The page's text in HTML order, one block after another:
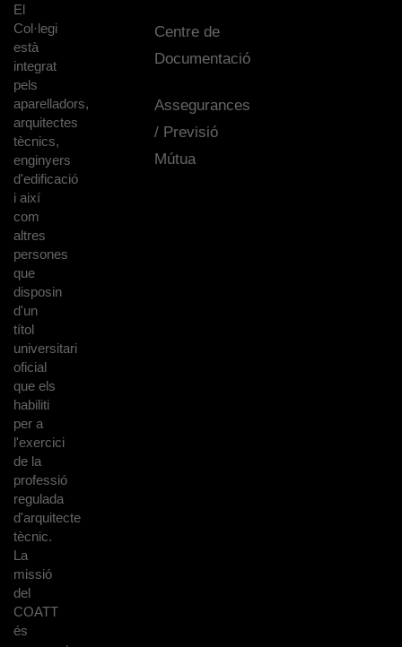
El
Col·legi
està
integrat
pels
aparelladors,
arquitectes
tècnics,
enginyers
d'edificació
i així
com
altres
persones
que
disposin
d'un
títol
universitari
oficial
que els
habiliti
per a
l'exercici
de la
professió
regulada
d'arquitecte
tècnic.
La
missió
del
COATT
és
Centre de
Documentació
Assegurances
/ Previsió
Mútua